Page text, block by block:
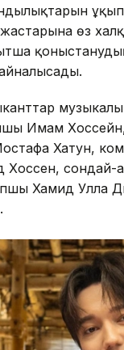
жастарына өз
Хоссейн,
Хатун,
сондай-
Хамид Улла